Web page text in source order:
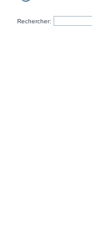
Rechercher: